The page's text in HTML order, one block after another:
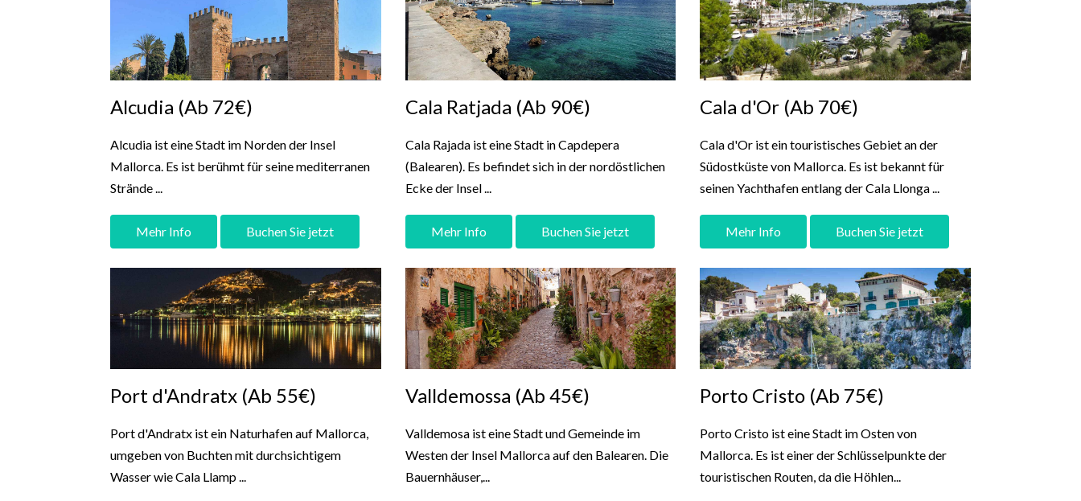
Alcudia (Ab 72€)
Alcudia ist eine Stadt im Norden der Insel
Mallorca. Es ist berühmt für seine mediterranen
Strände ...
Mehr Info Buchen Sie jetzt
Cala Ratjada (Ab 90€)
Cala Rajada ist eine Stadt in Capdepera
(Balearen). Es befindet sich in der nordöstlichen
Ecke der Insel ...
Mehr Info Buchen Sie jetzt
Cala d'Or (Ab 70€)
Cala d'Or ist ein touristisches Gebiet an der
Südostküste von Mallorca. Es ist bekannt für
seinen Yachthafen entlang der Cala Llonga ...
Mehr Info Buchen Sie jetzt
Port d'Andratx (Ab 55€)
Port d'Andratx ist ein Naturhafen auf Mallorca,
umgeben von Buchten mit durchsichtigem
Wasser wie Cala Llamp ...
Valldemossa (Ab 45€)
Valldemosa ist eine Stadt und Gemeinde im
Westen der Insel Mallorca auf den Balearen. Die
Bauernhäuser,...
Porto Cristo (Ab 75€)
Porto Cristo ist eine Stadt im Osten von
Mallorca. Es ist einer der Schlüsselpunkte der
touristischen Routen, da die Höhlen...